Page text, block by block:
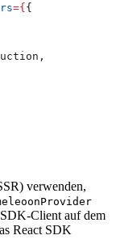
={{
,
verwenden,
Client auf dem
React SDK